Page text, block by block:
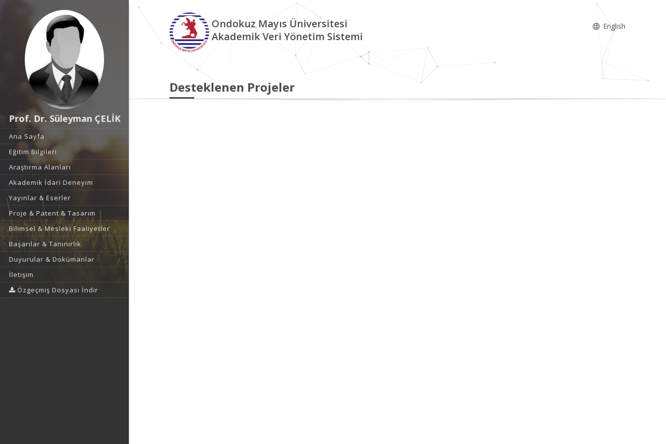
Prof. Dr. Süleyman ÇELİK
Ana Sayfa
Eğitim Bilgileri
Araştırma Alanları
Akademik İdari Deneyim
Yayınlar & Eserler
Proje & Patent & Tasarım
Bilimsel & Mesleki Faaliyetler
Başarılar & Tanınırlık
Duyurular & Dokümanlar
İletişim
Özgeçmiş Dosyası İndir
Ondokuz Mayıs Üniversitesi
Akademik Veri Yönetim Sistemi
English
Desteklenen Projeler